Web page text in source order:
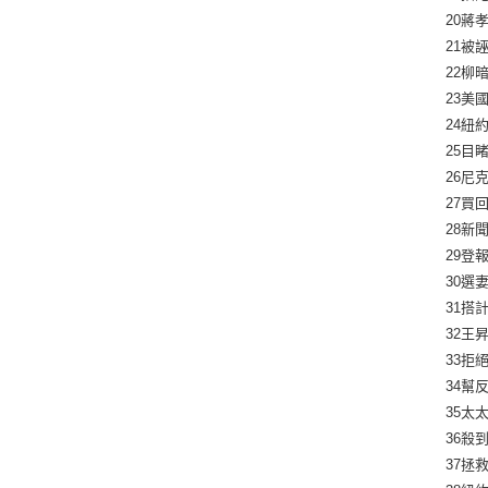
20蔣
21被
22柳
23美
24紐
25目
26尼
27買
28新
29登
30選
31搭
32王
33拒
34幫
35太
36殺
37拯